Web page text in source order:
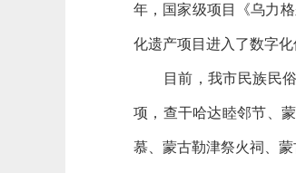
年，国家级项目《乌力
化遗产项目进入了数字
目前，我市民族民俗
项，查干哈达睦邻节、
慕、蒙古勒津祭火祠、